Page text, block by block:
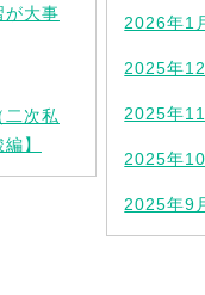
が大事
二次私
】
2026年1
2025年12
2025年11
2025年10
2025年9